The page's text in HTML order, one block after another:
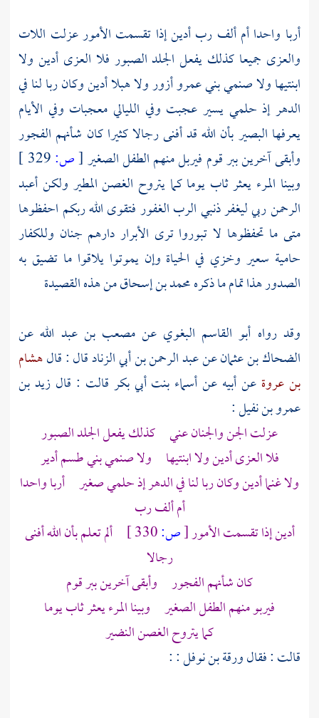
أربا واحدا أم ألف رب أدين إذا تقسمت الأمور عزلت اللات
والعزى جميعا كذلك يفعل الجلد الصبور فلا العزى أدين ولا
ابنتيها ولا صنمي بني عمرو أزور ولا هبلا أدين وكان ربا لنا في
الدهر إذ حلمي يسير عجبت وفي الليالي معجبات وفي الأيام
يعرفها البصير بأن الله قد أفنى رجالا كثيرا كان شأنهم الفجور
وأبقى آخرين ببر قوم فيربل منهم الطفل الصغير[ص:
وبينا المرء يعثر ثاب يوما كما يتروح الغصن المطير ولكن أعبد
الرحمن ربي ليغفر ذنبي الرب الغفور فتقوى الله ربكم احفظوها
متى ما تحفظوها لا تبوروا ترى الأبرار دارهم جنان وللكفار
حامية سعير وخزي في الحياة وإن يموتوا يلاقوا ما تضيق به
الصدور هذا تمام ما ذكرهمحمد بن إسحاقمن هذه القصيدة
وقد رواه أبو القاسم البغوي عنمصعب بن عبد الله عن
الضحاك بن عثمان عن عبد الرحمن بن أبي الزنادقال : قالهشام
بن عروةعن أبيه عنأسماء بنت أبي بكر قالت : قال زيد بن
عمرو بن نفيل:
عزلت الجن والجنان عني كذلك يفعل الجلد الصبور
فلا العزى أدين ولا ابنتيها ولا صنمي بني طسم أدير
ولا غنما أدين وكان ربا لنا في الدهر إذ حلمي صغير أربا واحدا
أم ألف رب
أدين إذا تقسمت الأمور[ص:
ألم تعلم بأن الله أفنى
رجالا
كان شأنهم الفجور وأبقى آخرين ببر قوم
فيربو منهم الطفل الصغير وبينا المرء يعثر ثاب يوما
كما يتروح الغصن النضير
قالت : فقالورقة بن نوفل ::